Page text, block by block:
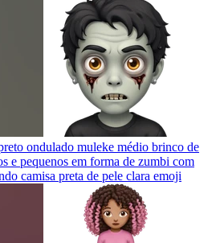
ondulado muleke médio brinco de
e pequenos em forma de zumbi com
camisa preta de pele clara emoji